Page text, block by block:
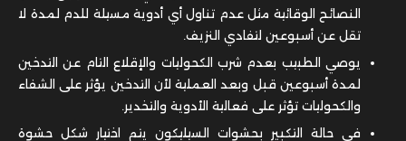
النصائح الوقائية مثل عدم تناول أي أدوية مسيلة للدم لمدة لا
تقل عن أسبوعين لتفادي النزيف.
يوصي الطبيب بعدم شرب الكحوليات والإقلاع التام عن التدخين
لمدة أسبوعين قبل وبعد العملية لأن التدخين يؤثر على الشفاء
والكحوليات تؤثر على فعالية الأدوية والتخدير.
في حالة التكبير بحشوات السيليكون يتم اختيار شكل حشوة